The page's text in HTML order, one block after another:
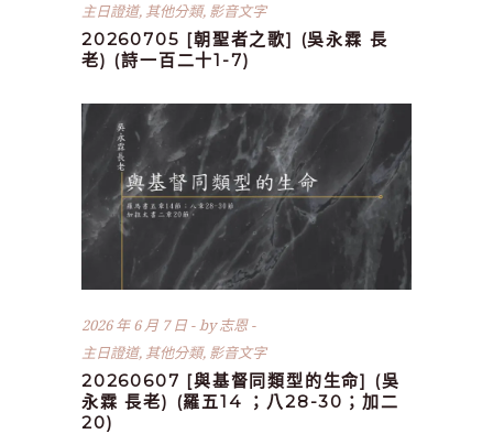
主日證道, 其他分類, 影音文字
20260705 [朝聖者之歌] (吳永霖 長
老) (詩一百二十1-7)
2026 年 6 月 7 日 by志恩
主日證道, 其他分類, 影音文字
20260607 [與基督同類型的生命] (吳
永霖 長老) (羅五14 ；八28-30；加二
20)